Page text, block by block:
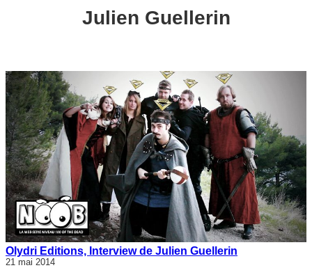
Julien Guellerin
Olydri Editions, Interview de Julien Guellerin
21 mai 2014